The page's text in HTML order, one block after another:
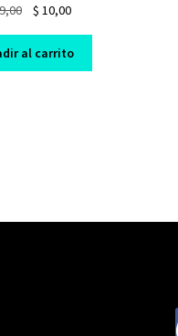
Original
was:
$ 99,00.
$ 10,00Current
is:
$ 10,00.
al carrito